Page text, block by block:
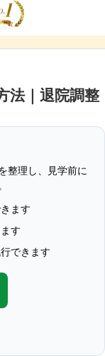
法｜退院調整
整理し、見学前に
ます
す
できます